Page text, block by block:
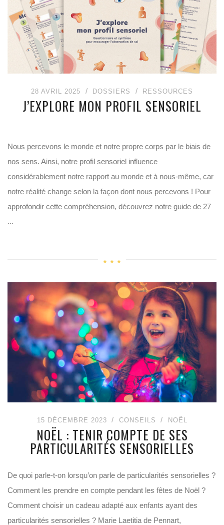
28 AVRIL 2025 DOSSIERS RESSOURCES
J’EXPLORE MON PROFIL SENSORIEL
Nous percevons le monde et notre propre corps par le biais de
nos sens. Ainsi, notre profil sensoriel influence
considérablement notre rapport au monde et à nous-même, car
notre réalité change selon la façon dont nous percevons ! Pour
approfondir cette compréhension, découvrez notre guide de 27
...
15 DÉCEMBRE 2023 CONSEILS NOËL
NOËL : TENIR COMPTE DE SES
PARTICULARITÉS SENSORIELLES
De quoi parle-t-on lorsqu’on parle de particularités sensorielles ?
Comment les prendre en compte pendant les fêtes de Noël ?
Comment choisir un cadeau adapté aux enfants ayant des
particularités sensorielles ? Marie Laetitia de Pennart,